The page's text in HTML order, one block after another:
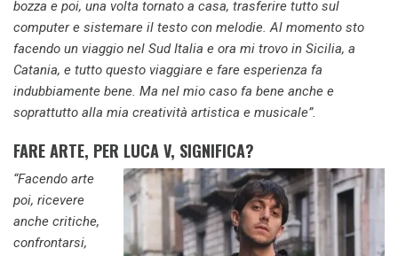
bozza e poi, una volta tornato a casa, trasferire tutto sul
computer e sistemare il testo con melodie. Al momento sto
facendo un viaggio nel Sud Italia e ora mi trovo in Sicilia, a
Catania, e tutto questo viaggiare e fare esperienza fa
indubbiamente bene. Ma nel mio caso fa bene anche e
soprattutto alla mia creatività artistica e musicale”.
FARE ARTE, PER LUCA V, SIGNIFICA?
“Facendo arte
poi, ricevere
anche critiche,
confrontarsi,